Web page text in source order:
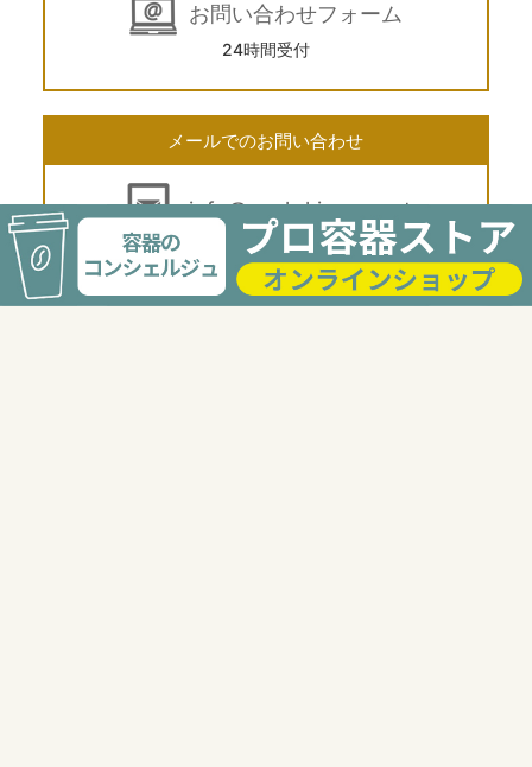
お問い合わせフォーム
24時間受付
メールでのお問い合わせ
info@pack-kimura.net
24時間受付